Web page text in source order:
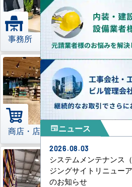
事務所
商店・店舗 newspaperニュース
2026.08.03
システムメンテナンス
ジングサイトリニューア
のお知らせ